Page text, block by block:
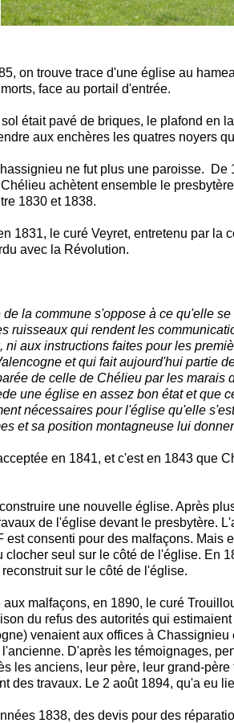
on trouve trace d'une église au
face au portail d'entrée.
était pavé de briques, le plafond en
aux enchères les quatres noyers
ne fut plus une paroisse.
achètent ensemble le
1830 et 1838.
1831, le curé Veyret, entretenu par
avec la Révolution.
la commune s'oppose à ce qu'elle
ruisseaux qui rendent les
aux instructions faites pour les
et qui fait aujourd'hui partie
de celle de Chélieu par les
une église en assez bon état et que
nécessaires pour l'église qu'elle
et sa position montagneuse lui
en 1841, et c'est en 1843 que
une nouvelle église. Après
de l'église devant le presbytère.
est consenti pour des malfaçons.
seul sur le côté de l'église. En
sur le côté de l'église.
malfaçons, en 1890, le curé
du refus des autorités qui
venaient aux offices à
D'après les témoignages,
les anciens, leur père, leur grand-
des travaux. Le 2 août 1894, qu'a eu
1838, des devis pour des